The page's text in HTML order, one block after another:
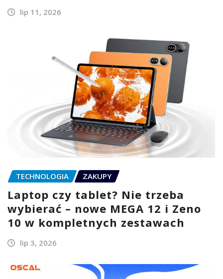
lip 11, 2026
TECHNOLOGIA ZAKUPY
Laptop czy tablet? Nie trzeba
wybierać – nowe MEGA 12 i Zeno
10 w kompletnych zestawach
lip 3, 2026